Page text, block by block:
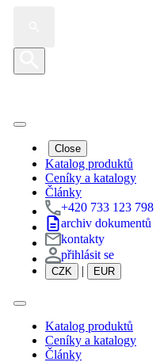
Search
Close
Katalog produktů
Ceníky a katalogy
Články
+420 733 123 798
archiv dokumentů
kontakty
přihlásit se
CZK | EUR
Katalog produktů
Ceníky a katalogy
Články